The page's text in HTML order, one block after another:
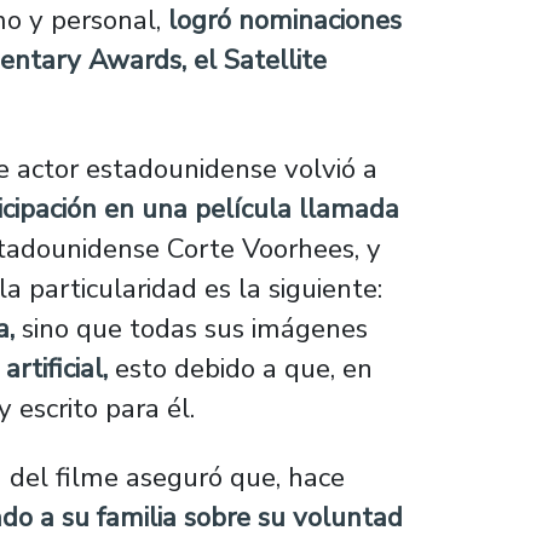
y personal, logró nominaciones
Awards, el Satellite
actor estadounidense volvió a
en una película llamada
Corte Voorhees, y
particularidad es la siguiente:
sino que todas sus imágenes
esto debido a que, en
escrito para él.
filme aseguró que, hace
a su familia sobre su voluntad